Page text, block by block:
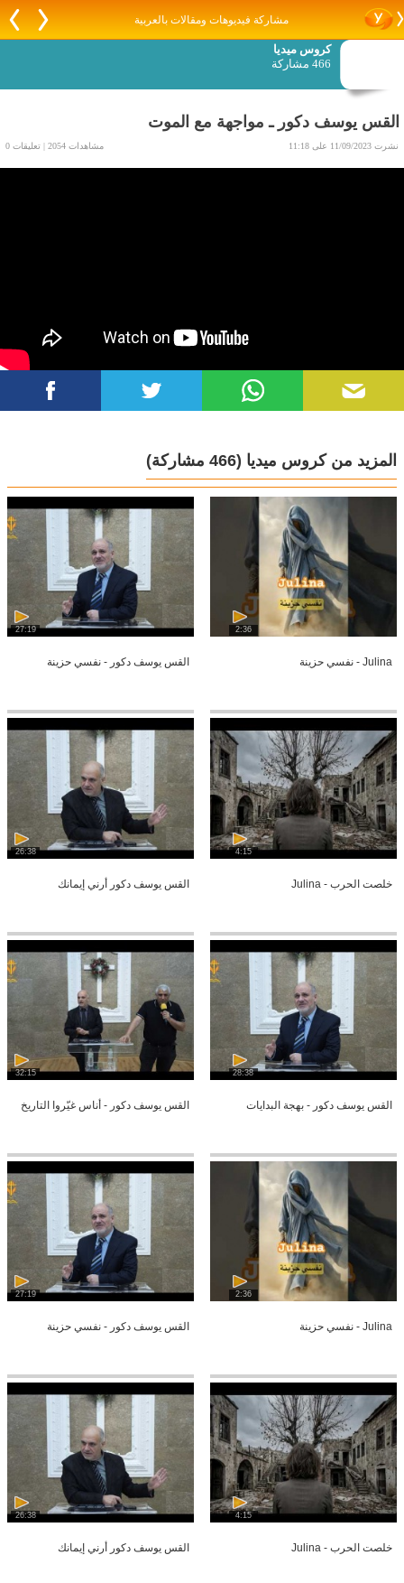
مشاركة فيديوهات ومقالات بالعربية
كروس ميديا
466 مشاركة
القس يوسف دكور ـ مواجهة مع الموت
نشرت 11/09/2023 على 11:18 مشاهدات 2054 | تعليقات 0
المزيد من كروس ميديا (466 مشاركة)
2:36
Julina - نفسي حزينة
27:19
القس يوسف دكور - نفسي حزينة
4:15
خلصت الحرب - Julina
26:38
القس يوسف دكور أرني إيمانك
28:38
القس يوسف دكور - بهجة البدايات
32:15
القس يوسف دكور - أناس غيّروا التاريخ
2:36
Julina - نفسي حزينة
27:19
القس يوسف دكور - نفسي حزينة
4:15
خلصت الحرب - Julina
26:38
القس يوسف دكور أرني إيمانك